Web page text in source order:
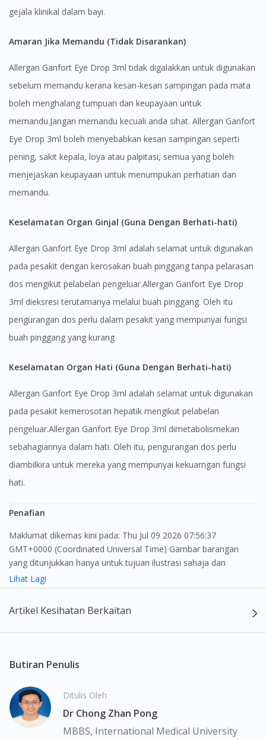
gejala klinikal dalam bayi.
Amaran Jika Memandu (Tidak Disarankan)
Allergan Ganfort Eye Drop 3ml tidak digalakkan untuk digunakan
sebelum memandu kerana kesan-kesan sampingan pada mata
boleh menghalang tumpuan dan keupayaan untuk
memandu.Jangan memandu kecuali anda sihat. Allergan Ganfort
Eye Drop 3ml boleh menyebabkan kesan sampingan seperti
pening, sakit kepala, loya atau palpitasi, semua yang boleh
menjejaskan keupayaan untuk menumpukan perhatian dan
memandu.
Keselamatan Organ Ginjal (Guna Dengan Berhati-hati)
Allergan Ganfort Eye Drop 3ml adalah selamat untuk digunakan
pada pesakit dengan kerosakan buah pinggang tanpa pelarasan
dos mengikut pelabelan pengeluar.Allergan Ganfort Eye Drop
3ml dieksresi terutamanya melalui buah pinggang. Oleh itu
pengurangan dos perlu dalam pesakit yang mempunyai fungsi
buah pinggang yang kurang
Keselamatan Organ Hati (Guna Dengan Berhati-hati)
Allergan Ganfort Eye Drop 3ml adalah selamat untuk digunakan
pada pesakit kemerosotan hepatik mengikut pelabelan
pengeluar.Allergan Ganfort Eye Drop 3ml dimetabolismekan
sebahagiannya dalam hati. Oleh itu, pengurangan dos perlu
diambilkira untuk mereka yang mempunyai kekuarngan fungsi
hati.
Penafian
Maklumat dikemas kini pada: Thu Jul 09 2026 07:56:37
GMT+0000 (Coordinated Universal Time) Gambar barangan
yang ditunjukkan hanya untuk tujuan ilustrasi sahaja dan
mungkin tidak seperti produk yang sebenar
maklumat sahaja, bagi kegunaan para pengamal perubatan dan
bukan bertujuan sebagai rujukan kepada pengguna untuk
seorang pengamal perubatan. Keberkesanan dan kesan
pengguna dengan pengguna yang lain. Kami tidak menyarankan
pengguna untuk membuat diagnosis atau rawatan sendiri.
Pesakit haruslah sentiasa mendapatkan nasihat daripada doktor
atau ahli farmasi bertauliah sebelum mengambil atau
Lihat Lagi
Artikel Kesihatan Berkaitan
Butiran Penulis
Ditulis Oleh
Dr Chong Zhan Pong
MBBS, International Medical University